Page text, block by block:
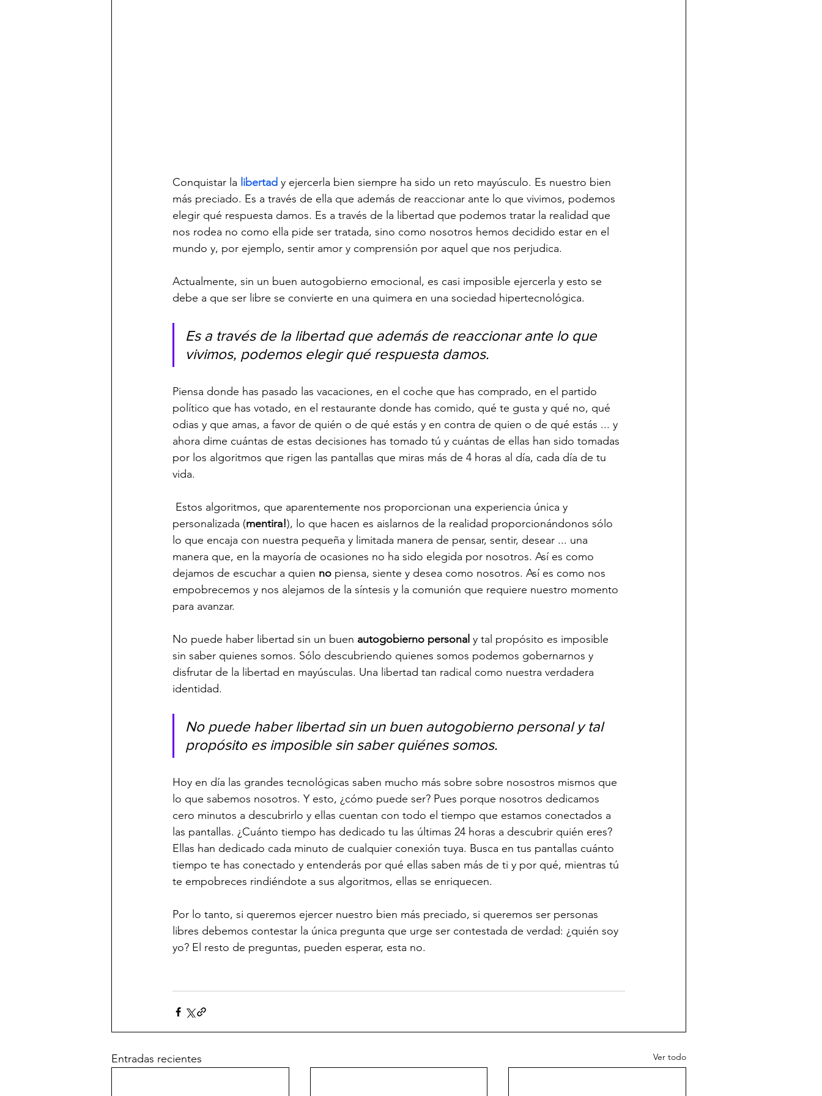
Conquistar la libertad y ejercerla bien siempre ha sido un reto mayúsculo. Es nuestro bien
más preciado. Es a través de ella que además de reaccionar ante lo que vivimos, podemos
elegir qué respuesta damos. Es a través de la libertad que podemos tratar la realidad que
nos rodea no como ella pide ser tratada, sino como nosotros hemos decidido estar en el
mundo y, por ejemplo, sentir amor y comprensión por aquel que nos perjudica.
Actualmente, sin un buen autogobierno emocional, es casi imposible ejercerla y esto se
debe a que ser libre se convierte en una quimera en una sociedad hipertecnológica.
Es a través de la libertad que además de reaccionar ante lo que
vivimos, podemos elegir qué respuesta damos.
Piensa donde has pasado las vacaciones, en el coche que has comprado, en el partido
político que has votado, en el restaurante donde has comido, qué te gusta y qué no, qué
odias y que amas, a favor de quién o de qué estás y en contra de quien o de qué estás ... y
ahora dime cuántas de estas decisiones has tomado tú y cuántas de ellas han sido tomadas
por los algoritmos que rigen las pantallas que miras más de 4 horas al día, cada día de tu
vida.
personalizada (mentira!), lo que hacen es aislarnos de la realidad proporcionándonos sólo
lo que encaja con nuestra pequeña y limitada manera de pensar, sentir, desear ... una
manera que, en la mayoría de ocasiones no ha sido elegida por nosotros. Así es como
dejamos de escuchar a quien no piensa, siente y desea como nosotros. Así es como nos
empobrecemos y nos alejamos de la síntesis y la comunión que requiere nuestro momento
para avanzar.
No puede haber libertad sin un buen autogobierno personal y tal propósito es imposible
sin saber quienes somos. Sólo descubriendo quienes somos podemos gobernarnos y
disfrutar de la libertad en mayúsculas. Una libertad tan radical como nuestra verdadera
identidad.
No puede haber libertad sin un buen autogobierno personal y tal
propósito es imposible sin saber quiénes somos.
Hoy en día las grandes tecnológicas saben mucho más sobre sobre nosostros mismos que
lo que sabemos nosotros. Y esto, ¿cómo puede ser? Pues porque nosotros dedicamos
cero minutos a descubrirlo y ellas cuentan con todo el tiempo que estamos conectados a
las pantallas. ¿Cuánto tiempo has dedicado tu las últimas 24 horas a descubrir quién eres?
Ellas han dedicado cada minuto de cualquier conexión tuya. Busca en tus pantallas cuánto
tiempo te has conectado y entenderás por qué ellas saben más de ti y por qué, mientras tú
te empobreces rindiéndote a sus algoritmos, ellas se enriquecen.
Por lo tanto, si queremos ejercer nuestro bien más preciado, si queremos ser personas
libres debemos contestar la única pregunta que urge ser contestada de verdad: ¿quién soy
yo? El resto de preguntas, pueden esperar, esta no.
Entradas recientes Ver todo